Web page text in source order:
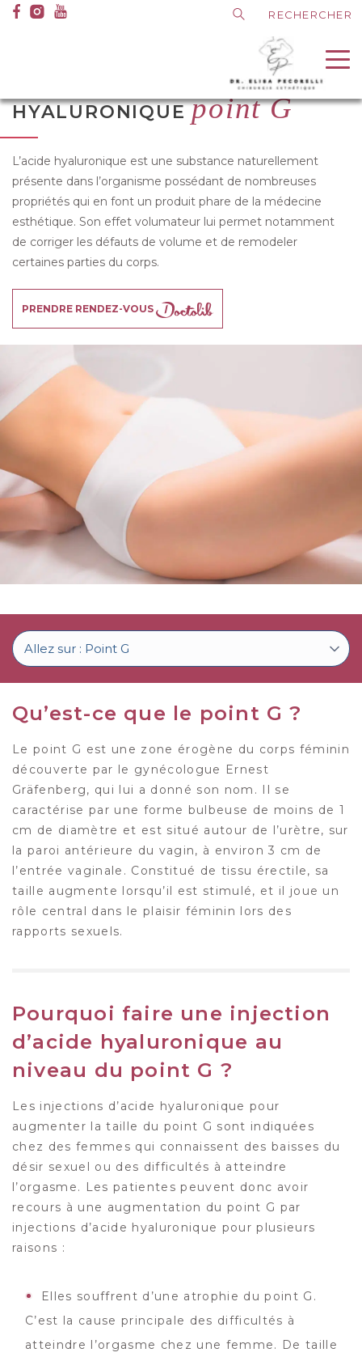
n
n
u
Medias
Dr Pecorelli Acide hyaluronique I
HYALURONIQUEpoint G
L’acide hyaluronique est une substance naturellement
présente dans l’organisme possédant de nombreuses
propriétés qui en font un produit phare de la médecine
esthétique. Son effet volumateur lui permet notamment
de corriger les défauts de volume et de remodeler
certaines parties du corps.
PRENDRE RENDEZ-VOUS
Qu’est-ce que le point G ?
Le point G est une zone érogène du corps féminin
découverte par le gynécologue Ernest
Gräfenberg, qui lui a donné son nom. Il se
caractérise par une forme bulbeuse de moins de 1
cm de diamètre et est situé autour de l’urètre, sur
la paroi antérieure du vagin, à environ 3 cm de
l’entrée vaginale. Constitué de tissu érectile, sa
taille augmente lorsqu’il est stimulé, et il joue un
rôle central dans le plaisir féminin lors des
rapports sexuels.
Pourquoi faire une injection
d’acide hyaluronique au
niveau du point G ?
Les injections d’acide hyaluronique pour
augmenter la taille du point G sont indiquées
chez des femmes qui connaissent des baisses du
désir sexuel ou des difficultés à atteindre
l’orgasme. Les patientes peuvent donc avoir
recours à une augmentation du point G par
injections d’acide hyaluronique pour plusieurs
raisons :
Elles souffrent d’une atrophie du point G.
C’est la cause principale des difficultés à
atteindre l’orgasme chez une femme. De taille